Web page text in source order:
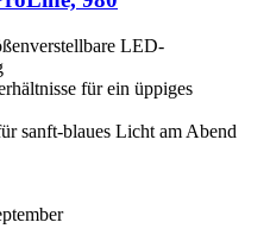
LED-
für ein üppiges
sanft-blaues Licht am Abend